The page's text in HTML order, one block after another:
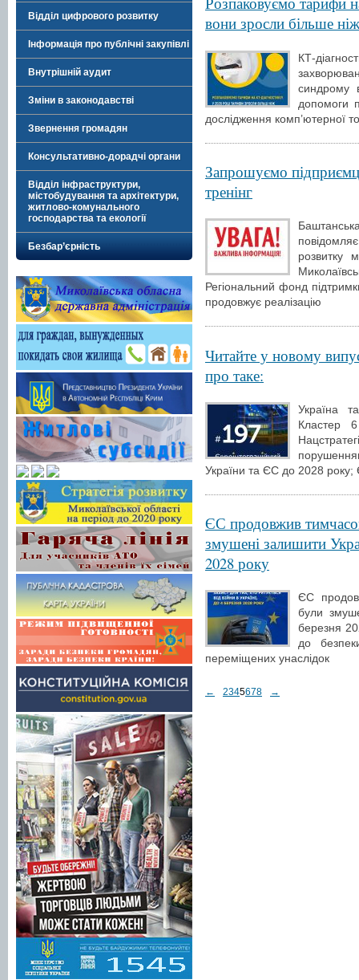
Відділ цифрового розвитку
Інформація про публічні закупівлі
Внутрішній аудит
Зміни в законодавстві
Звернення громадян
Консультативно-дорадчі органи
Відділ інфраструктури,
містобудування та архітектури,
житлово-комунального
господарства та екології
Безбар’єрність
вони зросли більше
КТ-
синдрому
допомоги
дослідження комп’ютерної
Запрошуємо
тренінг
розвитку
Регіональний фонд
продовжує реалізацію
Читайте у новому
про таке:
Україна
Кластер
України та ЄС до 2028
ЄС продовжив
змушені залишити
2028 року
ЄС
були
березня
до
переміщених унаслідок
← 2345678 →